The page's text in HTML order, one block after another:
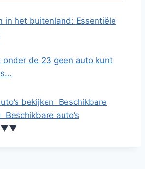
in het buitenland: Essentiële
onder de 23 geen auto kunt
bekijken Beschikbare
Beschikbare auto’s
▼▼